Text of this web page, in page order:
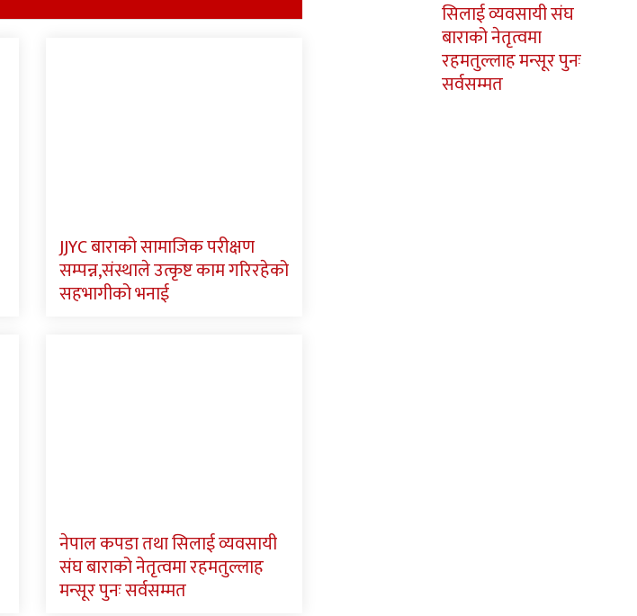
JJYC बाराको सामाजिक परीक्षण
सम्पन्न,संस्थाले उत्कृष्ट काम गरिरहेको
सहभागीको भनाई
नेपाल कपडा तथा सिलाई व्यवसायी
संघ बाराको नेतृत्वमा रहमतुल्लाह
मन्सूर पुनः सर्वसम्मत
सिलाई व्यवसायी संघ
बाराको नेतृत्वमा
रहमतुल्लाह मन्सूर पुनः
सर्वसम्मत